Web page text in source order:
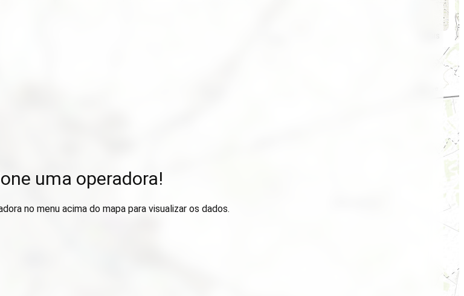
uma operadora!
no menu acima do mapa para visualizar os dados.